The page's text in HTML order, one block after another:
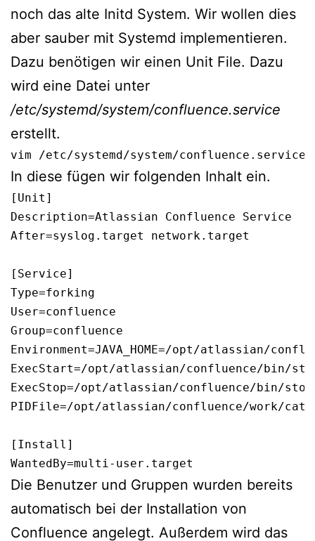
noch das alte Initd System. Wir wollen dies
aber sauber mit Systemd implementieren.
Dazu benötigen wir einen Unit File. Dazu
wird eine Datei unter
/etc/systemd/system/confluence.service
erstellt.
vim /etc/systemd/system/confluence.service
In diese fügen wir folgenden Inhalt ein.
[Unit]
Description=Atlassian Confluence Service
After=syslog.target network.target
[Service]
Type=forking
User=confluence
Group=confluence
Environment=JAVA_HOME=/opt/atlassian/
ExecStart=/opt/atlassian/confluence/bin/
ExecStop=/opt/atlassian/confluence/bin/
PIDFile=/opt/atlassian/confluence/work/
[Install]
WantedBy=multi-user.target
Die Benutzer und Gruppen wurden bereits
automatisch bei der Installation von
Confluence angelegt. Außerdem wird das